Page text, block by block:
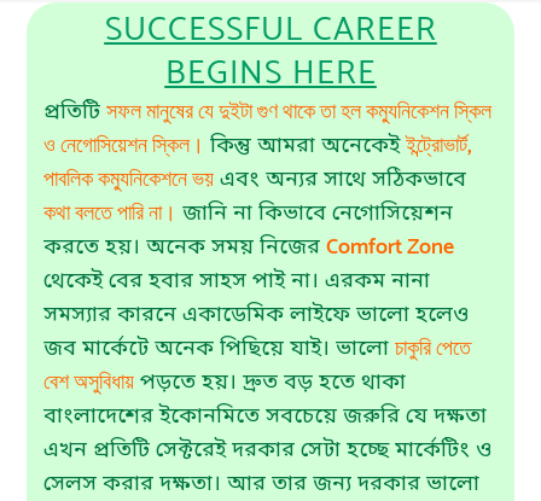
SUCCESSFUL CAREER
BEGINS HERE
প্রতিটি সফল মানুষের যে দুইটা গুণ থাকে তা হল কম্যুনিকেশন স্কিল
ও নেগোসিয়েশন স্কিল। কিন্তু আমরা অনেকেইইন্ট্রোভার্ট,
পাবলিক কম্যুনিকেশনে ভয়এবং অন্যর সাথে সঠিকভাবে
কথা বলতে পারি না। জানি না কিভাবে নেগোসিয়েশন
করতে হয়। অনেক সময় নিজের Comfort Zone
থেকেই বের হবার সাহস পাই না। এরকম নানা
সমস্যার কারনে একাডেমিক লাইফে ভালো হলেও
জব মার্কেটে অনেক পিছিয়ে যাই। ভালো চাকুরি পেতে
বেশ অসুবিধায়পড়তে হয়। দ্রুত বড় হতে থাকা
বাংলাদেশের ইকোনমিতে সবচেয়ে জরুরি যে দক্ষতা
এখন প্রতিটি সেক্টরেই দরকার সেটা হচ্ছে মার্কেটিং ও
সেলস করার দক্ষতা। আর তার জন্য দরকার ভালো